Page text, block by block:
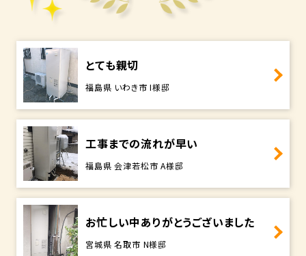
とても親切
福島県 いわき市 I様邸
工事までの流れが早い
福島県 会津若松市 A様邸
お忙しい中ありがとうございました
宮城県 名取市 N様邸